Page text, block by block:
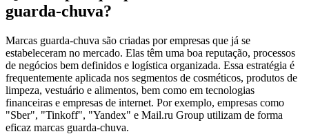
guarda-chuva?
Marcas guarda-chuva são criadas por empresas que já se
estabeleceram no mercado. Elas têm uma boa reputação, processos
de negócios bem definidos e logística organizada. Essa estratégia é
frequentemente aplicada nos segmentos de cosméticos, produtos de
limpeza, vestuário e alimentos, bem como em tecnologias
financeiras e empresas de internet. Por exemplo, empresas como
"Sber", "Tinkoff", "Yandex" e Mail.ru Group utilizam de forma
eficaz marcas guarda-chuva.